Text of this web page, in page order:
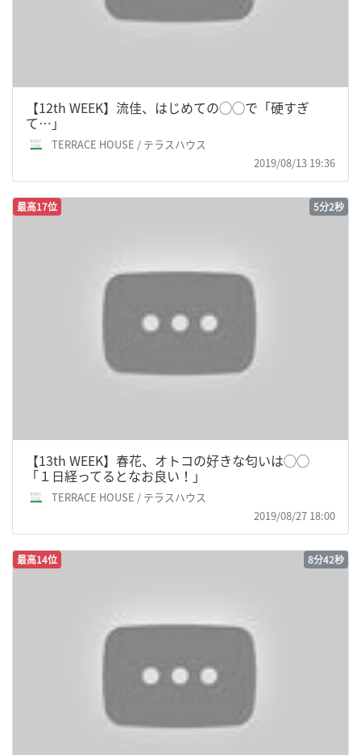
【12th WEEK】流佳、はじめての◯◯で「硬すぎ
て…」
TERRACE HOUSE / テラスハウス
2019/08/13 19:36
最高17位 5分2秒
【13th WEEK】春花、オトコの好きな匂いは◯◯
「１日経ってるとなお良い！」
TERRACE HOUSE / テラスハウス
2019/08/27 18:00
最高14位 8分42秒